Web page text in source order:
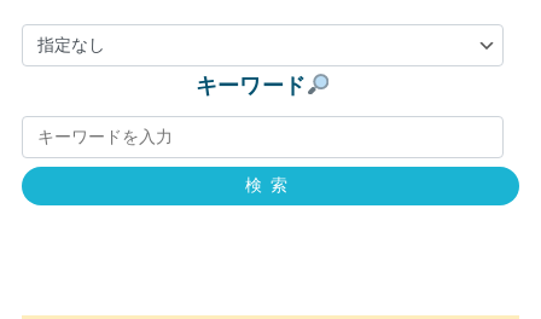
キーワード
検索